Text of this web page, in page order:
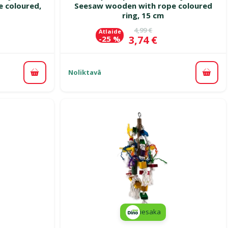
coloured,
Pievienot grozam
Seesaw wooden with rope coloured
ring, 15 cm
Oriģinālā cena
4,99 €
Cena
3,74 €
Atlaide
-25 %
Noliktavā
iesaka